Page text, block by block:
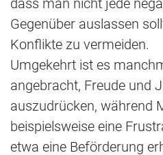
dass man nicht jede
Gegenüber auslassen
Konflikte zu vermeiden.
Umgekehrt ist es
angebracht, Freude und
auszudrücken, während
beispielsweise eine
etwa eine Beförderung